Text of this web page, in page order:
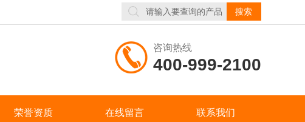
咨询热线
400-999-2100
荣誉资质 在线留言 联系我们